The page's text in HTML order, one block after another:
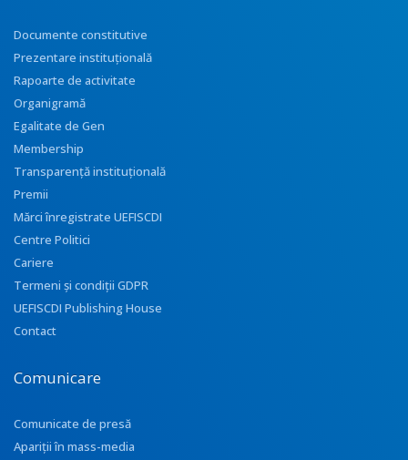
Documente constitutive
Prezentare instituţională
Rapoarte de activitate
Organigramă
Egalitate de Gen
Membership
Transparenţă instituţională
Premii
Mărci înregistrate UEFISCDI
Centre Politici
Cariere
Termeni și condiții GDPR
UEFISCDI Publishing House
Contact
Comunicare
Comunicate de presă
Apariţii în mass-media